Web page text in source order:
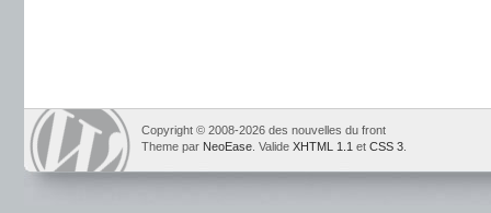
Copyright © 2008-2026 des nouvelles du front
Theme par NeoEase . Valide XHTML 1.1 et CSS 3